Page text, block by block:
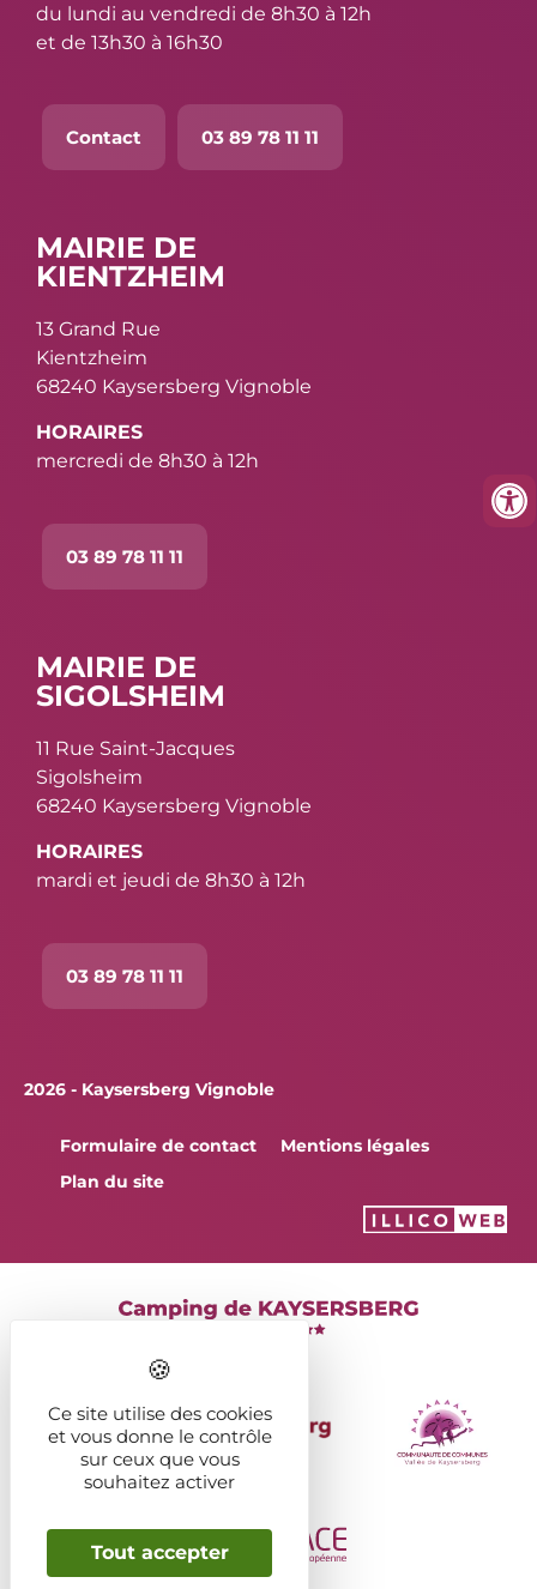
du lundi au vendredi de 8h30 à 12h
et de 13h30 à 16h30
Contact 03 89 78 11 11
MAIRIE DE
KIENTZHEIM
13 Grand Rue
Kientzheim
68240 Kaysersberg Vignoble
HORAIRES
mercredi de 8h30 à 12h
03 89 78 11 11
MAIRIE DE
SIGOLSHEIM
11 Rue Saint-Jacques
Sigolsheim
68240 Kaysersberg Vignoble
HORAIRES
mardi et jeudi de 8h30 à 12h
03 89 78 11 11
2026 - Kaysersberg Vignoble
Formulaire de contact
Mentions légales
Plan du site
Ce site utilise des cookies
et vous donne le contrôle
sur ceux que vous
souhaitez activer
Tout accepter